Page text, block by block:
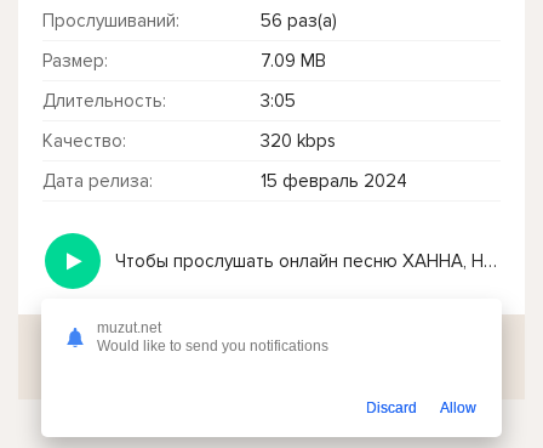
Прослушиваний:
56 раз(а)
Размер:
7.09 MB
Длительность:
3:05
Качество:
320 kbps
Дата релиза:
15 февраль 2024
Чтобы прослушать онлайн песню ХАННА, НЮ - Не хватает тебя (ПОЛНАЯ ВЕРСИЯ) нажмите на кнопку плей с светом зелений
Скачать
muzut.net
Would like to send you notifications
Discard Allow